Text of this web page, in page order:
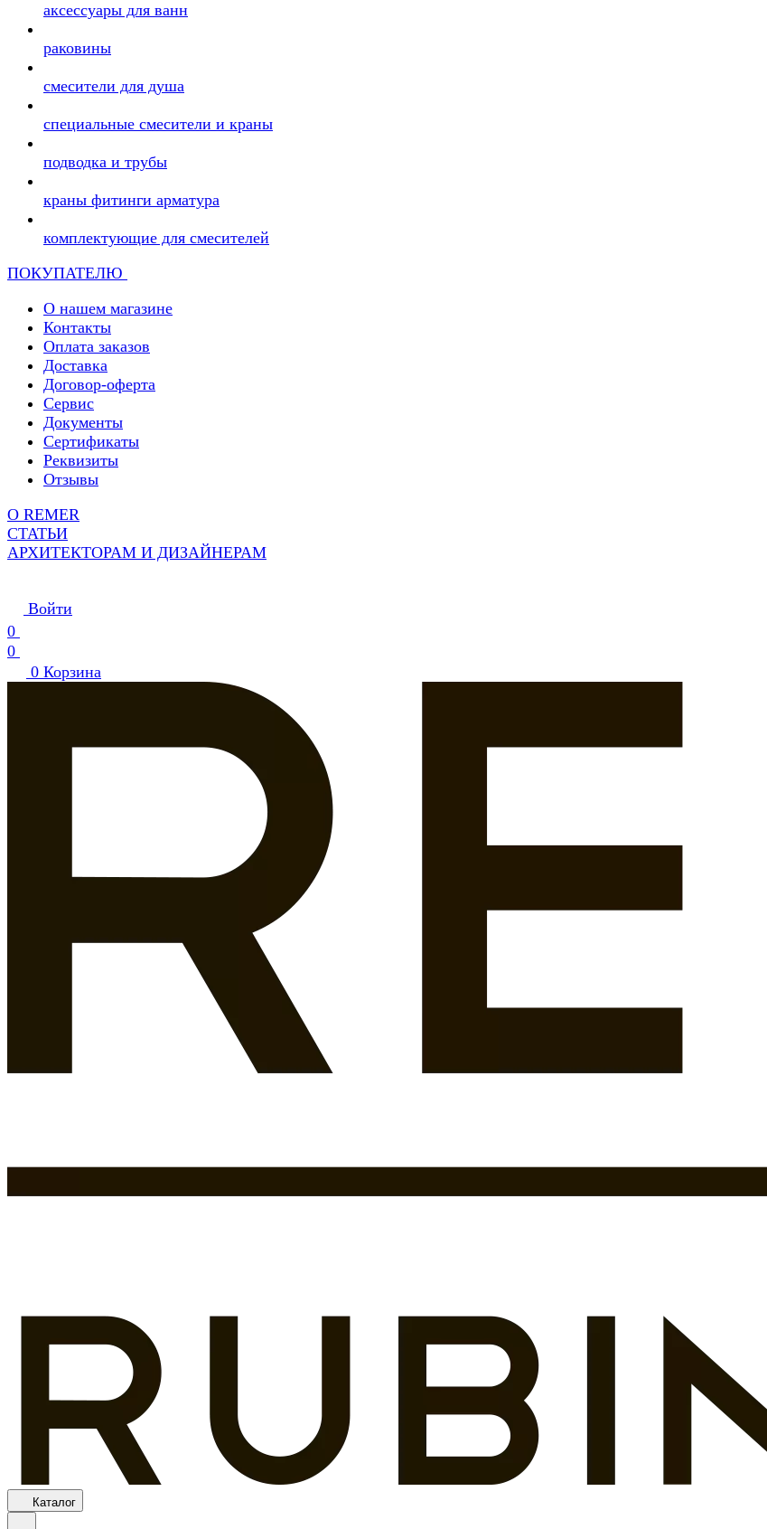
аксессуары для ванн
раковины
смесители для душа
специальные смесители и краны
подводка и трубы
краны фитинги арматура
комплектующие для смесителей
ПОКУПАТЕЛЮ
О нашем магазине
Контакты
Оплата заказов
Доставка
Договор-оферта
Сервис
Документы
Сертификаты
Реквизиты
Отзывы
О REMER
СТАТЬИ
АРХИТЕКТОРАМ И ДИЗАЙНЕРАМ
Войти
0
0
0 Корзина
Каталог